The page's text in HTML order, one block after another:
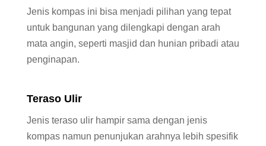
Jenis kompas ini bisa menjadi pilihan yang tepat
untuk bangunan yang dilengkapi dengan arah
mata angin, seperti masjid dan hunian pribadi atau
penginapan.
Teraso Ulir
Jenis teraso ulir hampir sama dengan jenis
kompas namun penunjukan arahnya lebih spesifik